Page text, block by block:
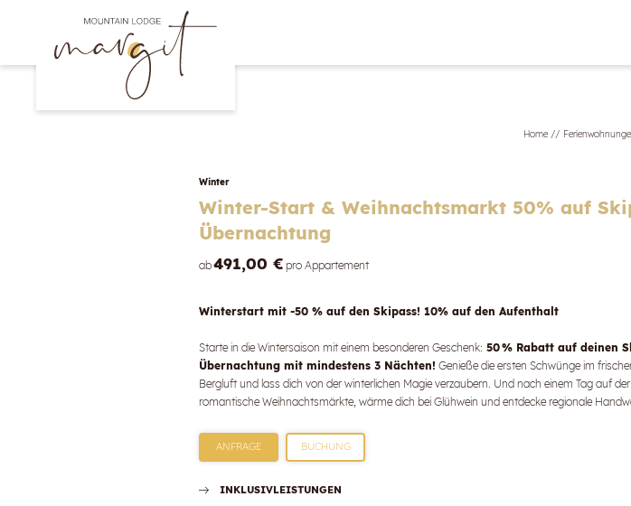
Home //
Winter
Winter-Start & Weihnachtsmarkt 50% auf
Übernachtung
ab491,00 € pro Appartement
Winterstart mit -50 % auf den Skipass! 10% auf den Aufenthalt
Starte in die Wintersaison mit einem besonderen Geschenk: 50 % Rabatt auf deinen
Übernachtung mit mindestens 3 Nächten! Genieße die ersten Schwünge im
Bergluft und lass dich von der winterlichen Magie verzaubern. Und nach einem Tag auf
romantische Weihnachtsmärkte, wärme dich bei Glühwein und entdecke regionale
ANFRAGE BUCHUNG
INKLUSIVLEISTUNGEN